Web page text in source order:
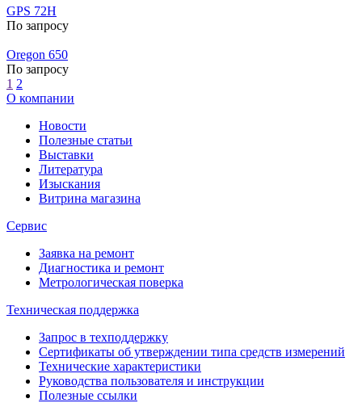
GPS 72H
По запросу
Oregon 650
По запросу
1 2
О компании
Новости
Полезные статьи
Выставки
Литература
Изыскания
Витрина магазина
Сервис
Заявка на ремонт
Диагностика и ремонт
Метрологическая поверка
Техническая поддержка
Запрос в техподдержку
Сертификаты об утверждении типа средств измерений
Технические характеристики
Руководства пользователя и инструкции
Полезные ссылки